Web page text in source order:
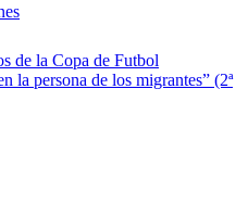
de la Copa de Futbol
la persona de los migrantes” (2ª